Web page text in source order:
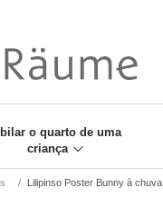
o quarto de uma
criança
Lilipinso Poster Bunny à chuva